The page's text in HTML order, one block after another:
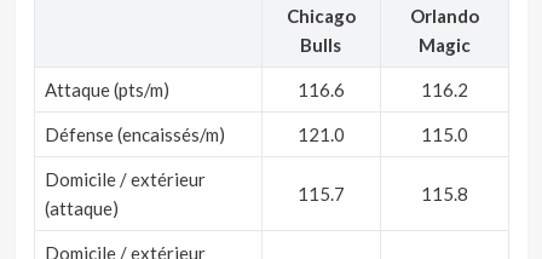
Chicago
Bulls
Orlando
Magic
Attaque (pts/m) 116.6 116.2
Défense (encaissés/m) 121.0 115.0
Domicile / extérieur
(attaque)
115.7 115.8
Domicile / extérieur